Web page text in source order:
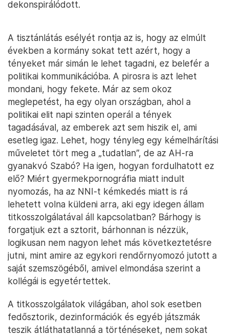
dekonspirálódott.
A tisztánlátás esélyét rontja az is, hogy az elmúlt
években a kormány sokat tett azért, hogy a
tényeket már simán le lehet tagadni, ez belefér a
politikai kommunikációba. A pirosra is azt lehet
mondani, hogy fekete. Már az sem okoz
meglepetést, ha egy olyan országban, ahol a
politikai elit napi szinten operál a tények
tagadásával, az emberek azt sem hiszik el, ami
esetleg igaz. Lehet, hogy tényleg egy kémelhárítási
műveletet tört meg a „tudatlan”, de az AH-ra
gyanakvó Szabó? Ha igen, hogyan fordulhatott ez
elő? Miért gyermekpornográfia miatt indult
nyomozás, ha az NNI-t kémkedés miatt is rá
lehetett volna küldeni arra, aki egy idegen állam
titkosszolgálatával áll kapcsolatban? Bárhogy is
forgatjuk ezt a sztorit, bárhonnan is nézzük,
logikusan nem nagyon lehet más következtetésre
jutni, mint amire az egykori rendőrnyomozó jutott a
saját szemszögéből, amivel elmondása szerint a
kollégái is egyetértettek.
A titkosszolgálatok világában, ahol sok esetben
fedősztorik, dezinformációk és egyéb játszmák
teszik átláthatatlanná a történéseket, nem sokat